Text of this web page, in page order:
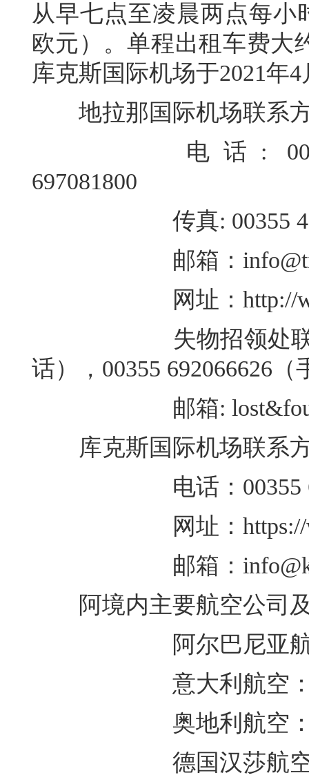
从早七点至凌晨两点每小
欧元）。单程出租车费大
库克斯国际机场于2021年
地拉那国际机场联系
电话: 00355 4
697081800
传真: 00355 4
邮箱：
网址：http://
失物招领处联系方
话），00355 692066626（
邮箱:
库克斯国际机场联系
电话：00355
网址：https://
邮箱：
阿境内主要航空公司
阿尔巴尼亚航空
意大利航空：04
奥地利航空：04
德国汉莎航空：